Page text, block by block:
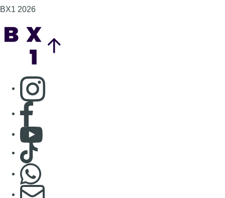
S'abonner à notre newsletter
Connaître BX1
Publicité
Offres d'emploi
Contact
Mentions légales
Politique de cookies (UE)
Gérer les cookies